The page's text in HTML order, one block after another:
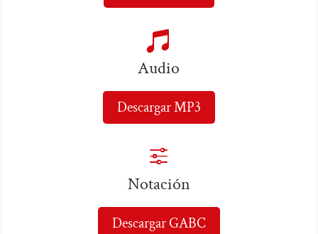

Audio
Descargar MP3
f
Notación
Descargar GABC